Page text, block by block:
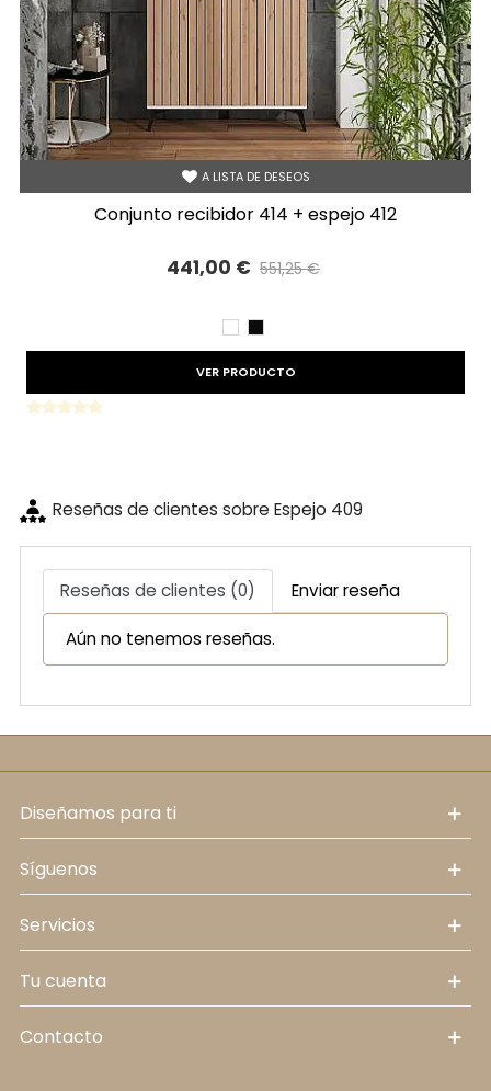
A LISTA DE DESEOS
conjunto recibidor 414 + espejo 412
441,00 € 551,25 €
BLANCO
NEGRO
VER PRODUCTO
Reseñas de clientes sobre Espejo 409
Reseñas de clientes (0) Enviar reseña
Aún no tenemos reseñas.
diseñamos para ti
síguenos
servicios
tu cuenta
contacto